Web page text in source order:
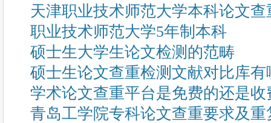
天津职业技术师范大学本科论文
职业技术师范大学5年制本科
硕士生大学生论文检测的范畴
硕士生论文查重检测文献对比库有
学术论文查重平台是免费的还是收
青岛工学院专科论文查重要求及重